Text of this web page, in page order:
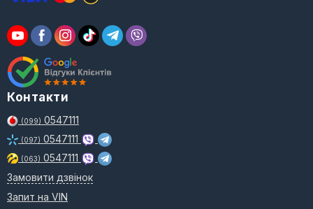
Контакти
(099) 0547111
(097) 0547111
(063) 0547111
Замовити дзвінок
Запит на VIN